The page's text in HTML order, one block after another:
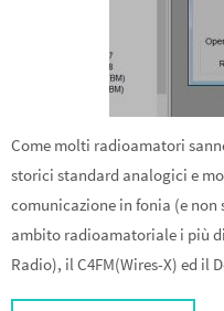
Come molti radioamatori
storici standard analogici e
comunicazione in fonia (e
ambito radioamatoriale i più
Radio), il C4FM(Wires-X) ed il